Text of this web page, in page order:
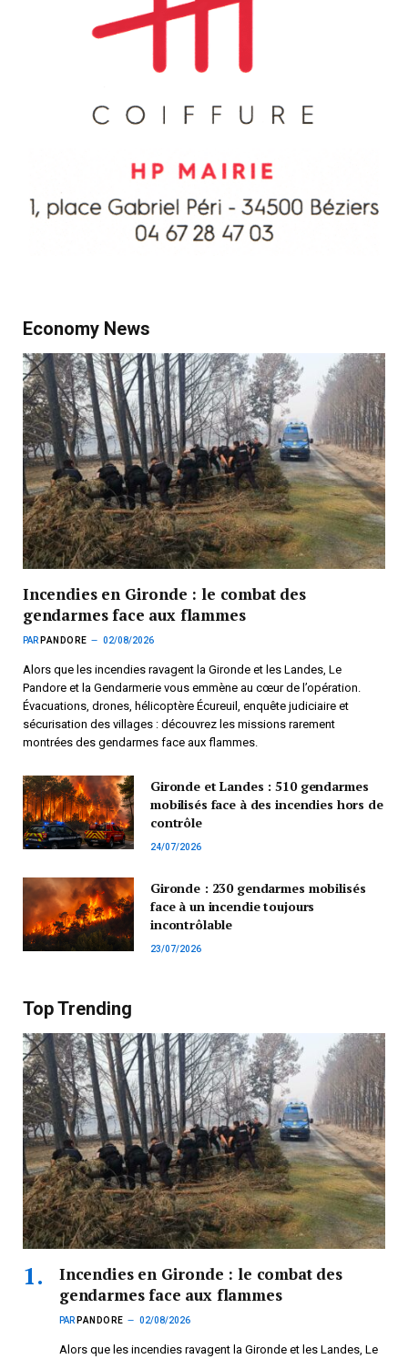
Economy News
Incendies en Gironde : le combat des
gendarmes face aux flammes
PAR PANDORE 02/08/2026
Alors que les incendies ravagent la Gironde et les Landes, Le
Pandore et la Gendarmerie vous emmène au cœur de l’opération.
Évacuations, drones, hélicoptère Écureuil, enquête judiciaire et
sécurisation des villages : découvrez les missions rarement
montrées des gendarmes face aux flammes.
Gironde et Landes : 510 gendarmes
mobilisés face à des incendies hors de
contrôle
24/07/2026
Gironde : 230 gendarmes mobilisés
face à un incendie toujours
incontrôlable
23/07/2026
Top Trending
Incendies en Gironde : le combat des
gendarmes face aux flammes
PAR PANDORE 02/08/2026
Alors que les incendies ravagent la Gironde et les Landes, Le